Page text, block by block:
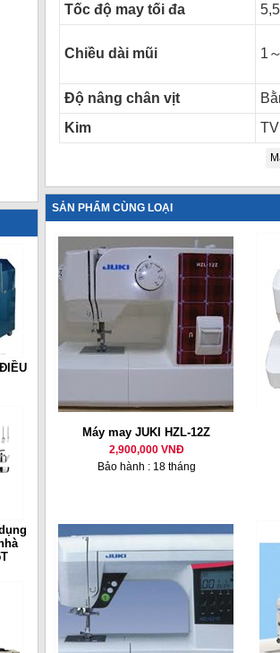
Tốc độ may tối đa
Chiều dài mũi 1
Độ nâng chân vịt
Kim
SẢN PHẨM CÙNG LOẠI
Máy may JUKI HZL-12Z
2,900,000 VNĐ
Bảo hành : 18 tháng